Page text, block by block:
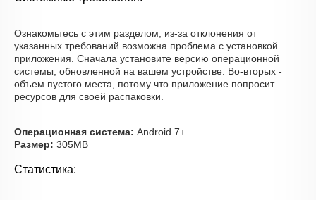
Ознакомьтесь с этим разделом, из-за отклонения от
указанных требований возможна проблема с установкой
приложения. Сначала установите версию операционной
системы, обновленной на вашем устройстве. Во-вторых -
объем пустого места, потому что приложение попросит
ресурсов для своей распаковки.
Операционная система: Android 7+
Размер: 305MB
Статистика: